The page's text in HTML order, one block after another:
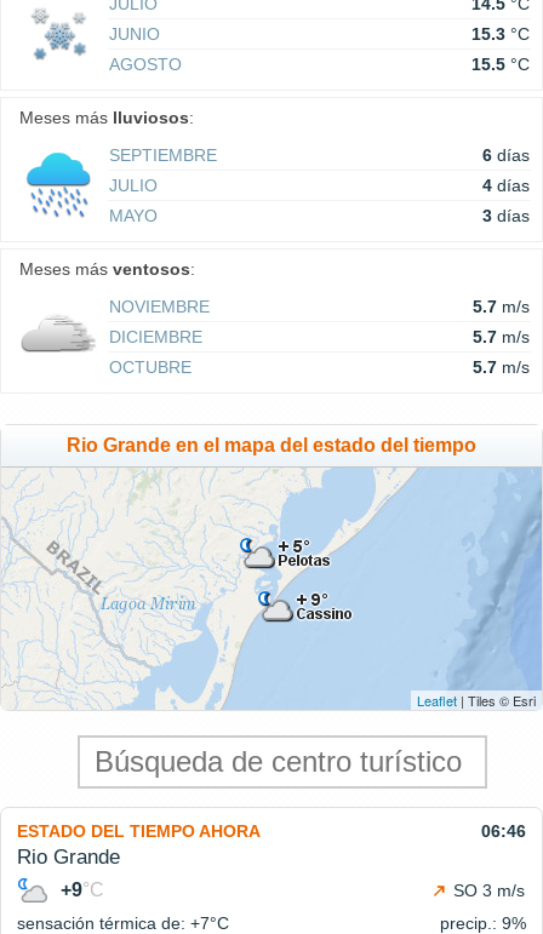
JUNIO
15.3 °C
AGOSTO
15.5 °C
Meses más lluviosos:
SEPTIEMBRE
6 días
JULIO
4 días
MAYO
3 días
Meses más ventosos:
NOVIEMBRE
5.7 m/s
DICIEMBRE
5.7 m/s
OCTUBRE
5.7 m/s
Rio Grande en el mapa del estado del tiempo
Leaflet | Tiles © Esri
ESTADO DEL TIEMPO AHORA 06:46
Rio Grande
+9°C
SO 3 m/s
sensación térmica de: +7°C precip.: 9%